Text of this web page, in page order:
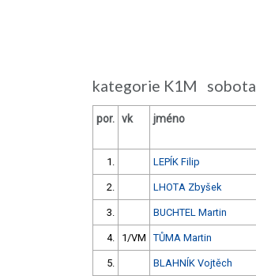
kategorie K1M sobota
por. vk jméno
1. LEPÍK Filip
2. LHOTA Zbyšek
3. BUCHTEL Martin
4. 1/VM TŮMA Martin
5. BLAHNÍK Vojtěch